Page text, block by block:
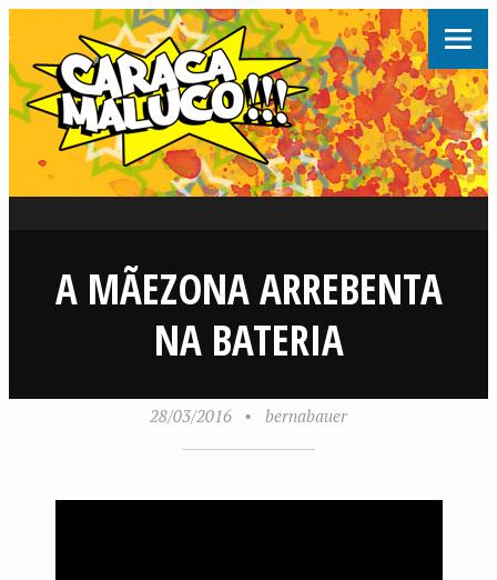
A MÃEZONA ARREBENTA
NA BATERIA
28/03/2016 • bernabauer